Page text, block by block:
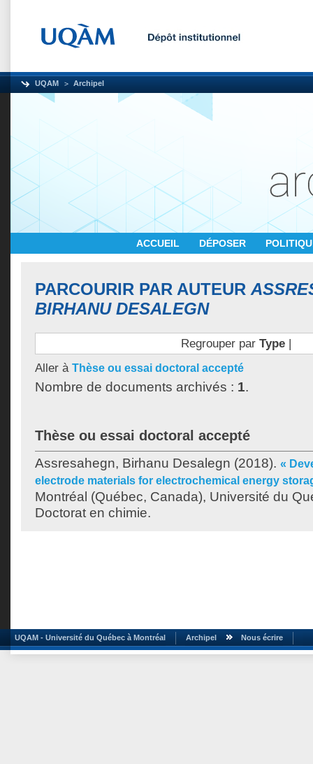
UQAM Archipel
ACCUEIL DÉPOSER
PARCOURIR PAR AUTEUR
BIRHANU DESALEGN
Regrouper par Type|
Aller à Thèse ou essai doctoral accepté
Nombre de documents archivés : 1.
Thèse ou essai doctoral accepté
Assresahegn, Birhanu Desalegn (2018). «
electrode materials for electrochemical energy
Montréal (Québec, Canada), Université du
Doctorat en chimie.
UQAM - Université du Québec à Montréal Archipel Nous écrire